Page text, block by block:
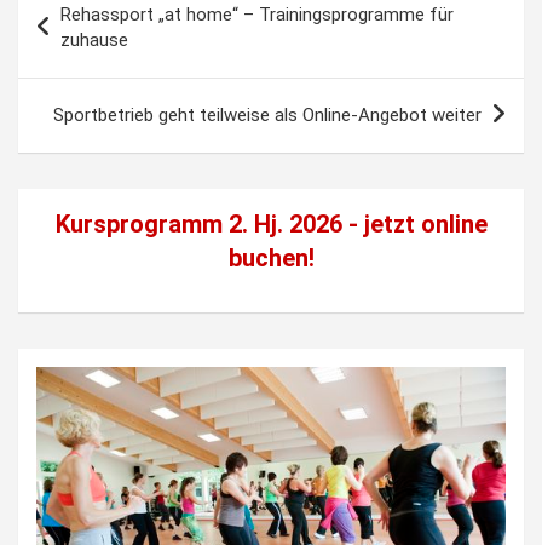
Rehassport „at home“ – Trainingsprogramme für
zuhause
Sportbetrieb geht teilweise als Online-Angebot weiter
Kursprogramm 2. Hj. 2026 - jetzt online
buchen!